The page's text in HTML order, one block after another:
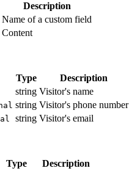
Description
Name of a custom field
Content
Type
Description
string Visitor's name
string Visitor's phone number
string Visitor's email
Type
Description